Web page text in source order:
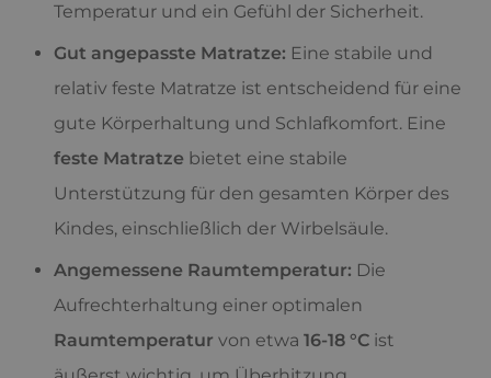
Temperatur und ein Gefühl der Sicherheit.
Gut angepasste Matratze: Eine stabile und
relativ feste Matratze ist entscheidend für eine
gute Körperhaltung und Schlafkomfort. Eine
feste Matratze bietet eine stabile
Unterstützung für den gesamten Körper des
Kindes, einschließlich der Wirbelsäule.
Angemessene Raumtemperatur: Die
Aufrechterhaltung einer optimalen
Raumtemperatur von etwa 16-18 °C ist